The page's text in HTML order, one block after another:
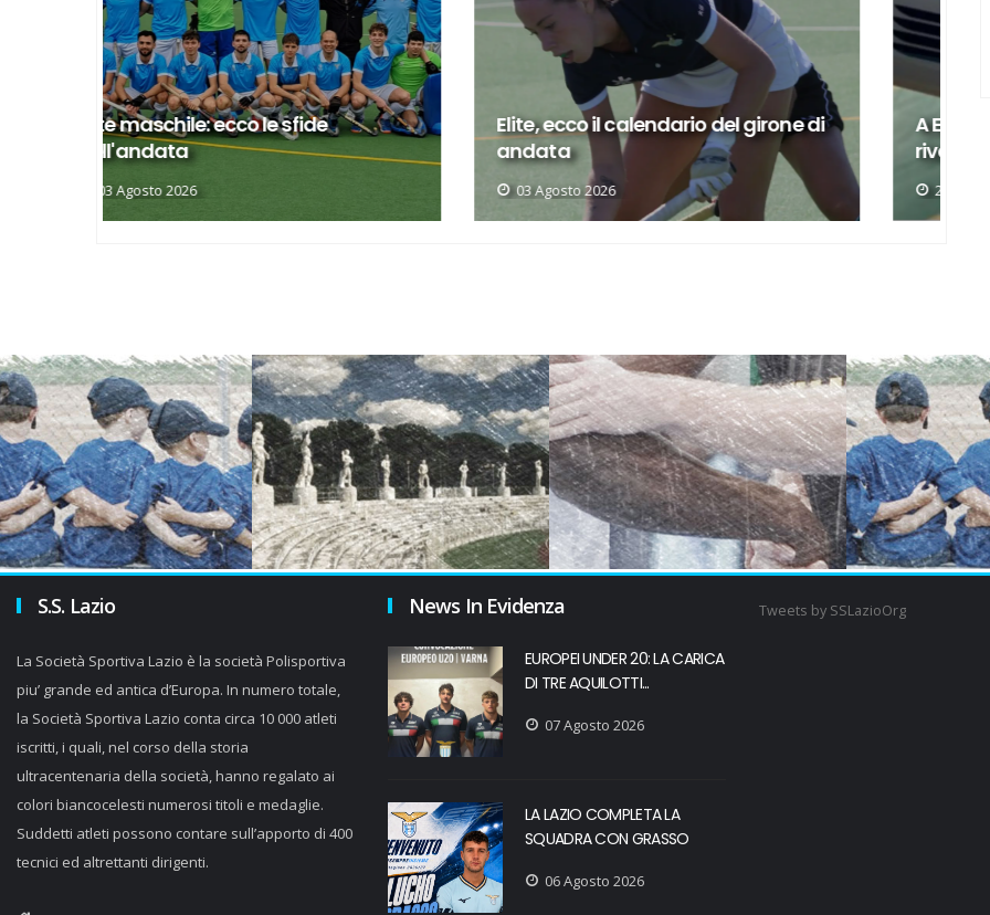
Elite, ecco il calendario del girone di
andata
03 Agosto 2026
A Elite a 10 squadre, ecco le nostre
rivali
27 Luglio 2026
S.S. Lazio
La Società Sportiva Lazio è la società Polisportiva
piu’ grande ed antica d’Europa. In numero totale,
la Società Sportiva Lazio conta circa 10 000 atleti
iscritti, i quali, nel corso della storia
ultracentenaria della società, hanno regalato ai
colori biancocelesti numerosi titoli e medaglie.
Suddetti atleti possono contare sull’apporto di 400
tecnici ed altrettanti dirigenti.
News In Evidenza
EUROPEI UNDER 20: LA CARICA
DI TRE AQUILOTTI...
07 Agosto 2026
LA LAZIO COMPLETA LA
SQUADRA CON GRASSO
06 Agosto 2026
Tweets by SSLazioOrg